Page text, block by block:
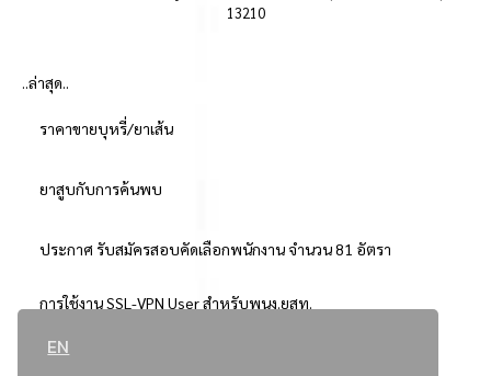
EN
13210
..ล่าสุด..
ราคาขายบุหรี่/ยาเส้น
ยาสูบกับการค้นพบ
ประกาศ รับสมัครสอบคัดเลือกพนักงาน จำนวน 81 อัตรา
การใช้งาน SSL-VPN User สำหรับพนง.ยสท.
..ยอดนิยม..